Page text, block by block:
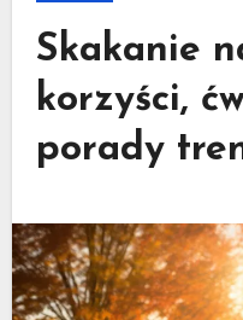
Skakanie
korzyści,
porady